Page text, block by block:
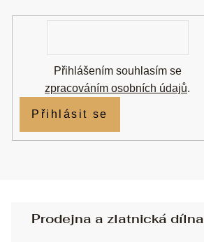
Přihlášením souhlasím se
zpracováním osobních údajů.
Přihlásit se
Prodejna a zlatnická dílna